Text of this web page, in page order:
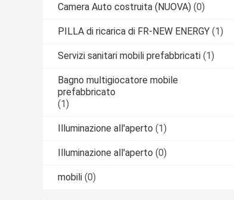
Camera Auto costruita (NUOVA) (0)
PILLA di ricarica di FR-NEW ENERGY (1)
Servizi sanitari mobili prefabbricati (1)
Bagno multigiocatore mobile
prefabbricato
(1)
Illuminazione all'aperto (1)
Illuminazione all'aperto (0)
mobili (0)